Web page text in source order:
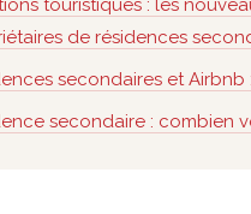
touristiques : les
de résidences
secondaires et
secondaire : combien